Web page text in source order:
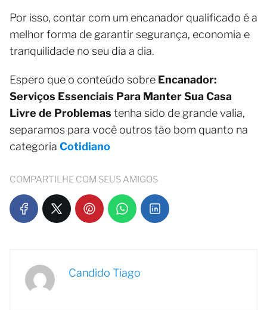
Por isso, contar com um encanador qualificado é a
melhor forma de garantir segurança, economia e
tranquilidade no seu dia a dia.
Espero que o conteúdo sobre Encanador:
Serviços Essenciais Para Manter Sua Casa
Livre de Problemas tenha sido de grande valia,
separamos para você outros tão bom quanto na
categoria Cotidiano
COMPARTILHE COM SEUS AMIGOS
Candido Tiago